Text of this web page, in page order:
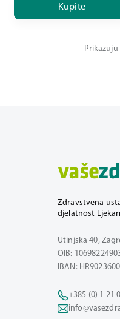
Kupite
Prikazuju
Zdravstvena
djelatnost
Utinjska 40,
OIB:
IBAN:
+385 (0) 1 21